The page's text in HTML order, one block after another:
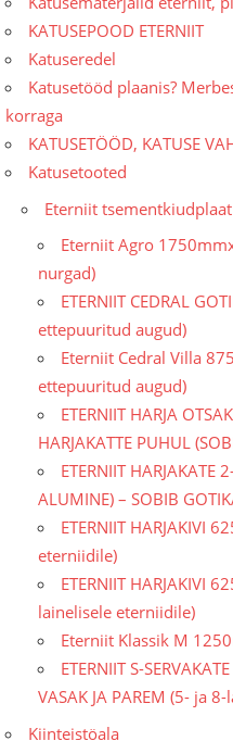
KATUSEPOOD ETERNIIT
Katuseredel
Katusetööd plaanis?
korraga
KATUSETÖÖD, KATUSE
Katusetooted
Eterniit
Eterniit Agro
nurgad)
ETERNIIT CEDRAL
ettepuuritud augud)
Eterniit Cedral Villa
ettepuuritud augud)
ETERNIIT HARJA
HARJAKATTE PUHUL
ETERNIIT HARJAKATE
ALUMINE) – SOBIB
ETERNIIT HARJAKIVI
eterniidile)
ETERNIIT HARJAKIVI
lainelisele eterniidile)
Eterniit Klassik M
ETERNIIT S-
VASAK JA PAREM (5- ja
Kiinteistöala